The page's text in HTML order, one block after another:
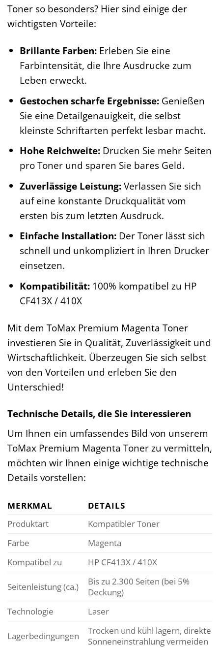
Toner so besonders? Hier sind einige der
wichtigsten Vorteile:
Brillante Farben:Erleben Sie eine
Farbintensität, die Ihre Ausdrucke zum
Leben erweckt.
Gestochen scharfe Ergebnisse:Genießen
Sie eine Detailgenauigkeit, die selbst
kleinste Schriftarten perfekt lesbar macht.
Hohe Reichweite:Drucken Sie mehr Seiten
pro Toner und sparen Sie bares Geld.
Zuverlässige Leistung:Verlassen Sie sich
auf eine konstante Druckqualität vom
ersten bis zum letzten Ausdruck.
Einfache Installation:Der Toner lässt sich
schnell und unkompliziert in Ihren Drucker
einsetzen.
Kompatibilität:100% kompatibel zu HP
CF413X / 410X
Mit dem ToMax Premium Magenta Toner
investieren Sie in Qualität, Zuverlässigkeit und
Wirtschaftlichkeit. Überzeugen Sie sich selbst
von den Vorteilen und erleben Sie den
Unterschied!
Technische Details, die Sie interessieren
Um Ihnen ein umfassendes Bild von unserem
ToMax Premium Magenta Toner zu vermitteln,
möchten wir Ihnen einige wichtige technische
Details vorstellen:
MERKMAL
DETAILS
Produktart
Kompatibler Toner
Farbe
Magenta
Kompatibel zu
HP CF413X / 410X
Seitenleistung (ca.)
Bis zu 2.300 Seiten (bei 5%
Deckung)
Technologie
Laser
Lagerbedingungen
Trocken und kühl lagern, direkte
Sonneneinstrahlung vermeiden